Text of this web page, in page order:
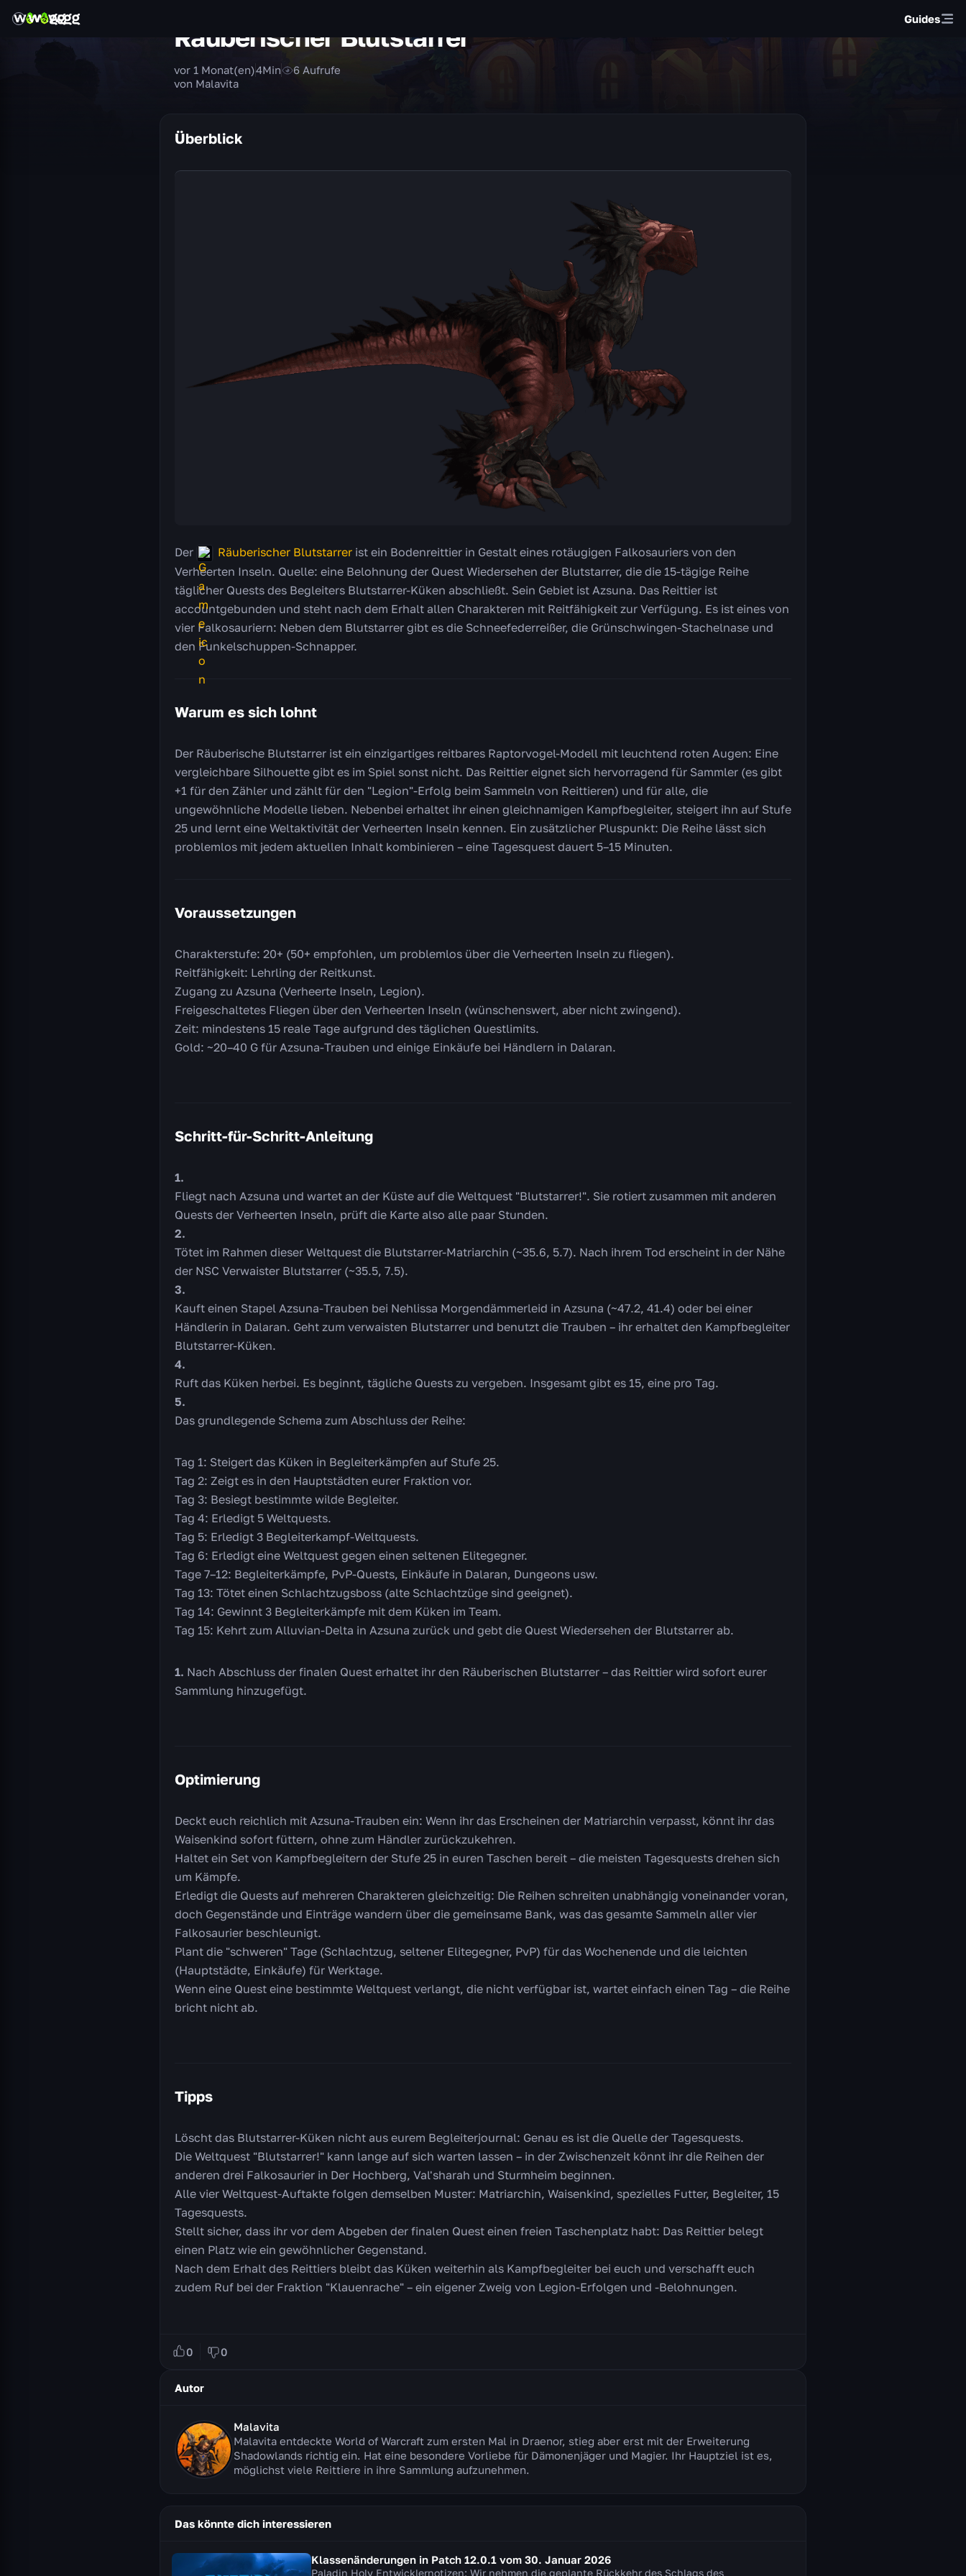
Guides
Räuberischer Blutstarrer
von Malavita
vor 1 Monat(en)4Min 6 Aufrufe
Überblick
Der Räuberischer Blutstarrer ist ein Bodenreittier in Gestalt eines rotäugigen Falkosauriers von den
Verheerten Inseln. Quelle: eine Belohnung der Quest Wiedersehen der Blutstarrer, die die 15-tägige Reihe
täglicher Quests des Begleiters Blutstarrer-Küken abschließt. Sein Gebiet ist Azsuna. Das Reittier ist
accountgebunden und steht nach dem Erhalt allen Charakteren mit Reitfähigkeit zur Verfügung. Es ist eines von
vier Falkosauriern: Neben dem Blutstarrer gibt es die Schneefederreißer, die Grünschwingen-Stachelnase und
den Funkelschuppen-Schnapper.
Warum es sich lohnt
Der Räuberische Blutstarrer ist ein einzigartiges reitbares Raptorvogel-Modell mit leuchtend roten Augen: Eine
vergleichbare Silhouette gibt es im Spiel sonst nicht. Das Reittier eignet sich hervorragend für Sammler (es gibt
+1 für den Zähler und zählt für den "Legion"-Erfolg beim Sammeln von Reittieren) und für alle, die
ungewöhnliche Modelle lieben. Nebenbei erhaltet ihr einen gleichnamigen Kampfbegleiter, steigert ihn auf Stufe
25 und lernt eine Weltaktivität der Verheerten Inseln kennen. Ein zusätzlicher Pluspunkt: Die Reihe lässt sich
problemlos mit jedem aktuellen Inhalt kombinieren – eine Tagesquest dauert 5–15 Minuten.
Voraussetzungen
Charakterstufe: 20+ (50+ empfohlen, um problemlos über die Verheerten Inseln zu fliegen).
Reitfähigkeit: Lehrling der Reitkunst.
Zugang zu Azsuna (Verheerte Inseln, Legion).
Freigeschaltetes Fliegen über den Verheerten Inseln (wünschenswert, aber nicht zwingend).
Zeit: mindestens 15 reale Tage aufgrund des täglichen Questlimits.
Gold: ~20–40 G für Azsuna-Trauben und einige Einkäufe bei Händlern in Dalaran.
Schritt-für-Schritt-Anleitung
Fliegt nach Azsuna und wartet an der Küste auf die Weltquest "Blutstarrer!". Sie rotiert zusammen mit anderen
Quests der Verheerten Inseln, prüft die Karte also alle paar Stunden.
Tötet im Rahmen dieser Weltquest die Blutstarrer-Matriarchin (~35.6, 5.7). Nach ihrem Tod erscheint in der Nähe
der NSC Verwaister Blutstarrer (~35.5, 7.5).
Kauft einen Stapel Azsuna-Trauben bei Nehlissa Morgendämmerleid in Azsuna (~47.2, 41.4) oder bei einer
Händlerin in Dalaran. Geht zum verwaisten Blutstarrer und benutzt die Trauben – ihr erhaltet den Kampfbegleiter
Blutstarrer-Küken.
Ruft das Küken herbei. Es beginnt, tägliche Quests zu vergeben. Insgesamt gibt es 15, eine pro Tag.
Das grundlegende Schema zum Abschluss der Reihe:
Tag 1: Steigert das Küken in Begleiterkämpfen auf Stufe 25.
Tag 2: Zeigt es in den Hauptstädten eurer Fraktion vor.
Tag 3: Besiegt bestimmte wilde Begleiter.
Tag 4: Erledigt 5 Weltquests.
Tag 5: Erledigt 3 Begleiterkampf-Weltquests.
Tag 6: Erledigt eine Weltquest gegen einen seltenen Elitegegner.
Tage 7–12: Begleiterkämpfe, PvP-Quests, Einkäufe in Dalaran, Dungeons usw.
Tag 13: Tötet einen Schlachtzugsboss (alte Schlachtzüge sind geeignet).
Tag 14: Gewinnt 3 Begleiterkämpfe mit dem Küken im Team.
Tag 15: Kehrt zum Alluvian-Delta in Azsuna zurück und gebt die Quest Wiedersehen der Blutstarrer ab.
Nach Abschluss der finalen Quest erhaltet ihr den Räuberischen Blutstarrer – das Reittier wird sofort eurer
Sammlung hinzugefügt.
Optimierung
Deckt euch reichlich mit Azsuna-Trauben ein: Wenn ihr das Erscheinen der Matriarchin verpasst, könnt ihr das
Waisenkind sofort füttern, ohne zum Händler zurückzukehren.
Haltet ein Set von Kampfbegleitern der Stufe 25 in euren Taschen bereit – die meisten Tagesquests drehen sich
um Kämpfe.
Erledigt die Quests auf mehreren Charakteren gleichzeitig: Die Reihen schreiten unabhängig voneinander voran,
doch Gegenstände und Einträge wandern über die gemeinsame Bank, was das gesamte Sammeln aller vier
Falkosaurier beschleunigt.
Plant die "schweren" Tage (Schlachtzug, seltener Elitegegner, PvP) für das Wochenende und die leichten
(Hauptstädte, Einkäufe) für Werktage.
Wenn eine Quest eine bestimmte Weltquest verlangt, die nicht verfügbar ist, wartet einfach einen Tag – die Reihe
bricht nicht ab.
Tipps
Löscht das Blutstarrer-Küken nicht aus eurem Begleiterjournal: Genau es ist die Quelle der Tagesquests.
Die Weltquest "Blutstarrer!" kann lange auf sich warten lassen – in der Zwischenzeit könnt ihr die Reihen der
anderen drei Falkosaurier in Der Hochberg, Val'sharah und Sturmheim beginnen.
Alle vier Weltquest-Auftakte folgen demselben Muster: Matriarchin, Waisenkind, spezielles Futter, Begleiter, 15
Tagesquests.
Stellt sicher, dass ihr vor dem Abgeben der finalen Quest einen freien Taschenplatz habt: Das Reittier belegt
einen Platz wie ein gewöhnlicher Gegenstand.
Nach dem Erhalt des Reittiers bleibt das Küken weiterhin als Kampfbegleiter bei euch und verschafft euch
zudem Ruf bei der Fraktion "Klauenrache" – ein eigener Zweig von Legion-Erfolgen und -Belohnungen.
0 0
Autor
Malavita
Malavita entdeckte World of Warcraft zum ersten Mal in Draenor, stieg aber erst mit der Erweiterung
Shadowlands richtig ein. Hat eine besondere Vorliebe für Dämonenjäger und Magier. Ihr Hauptziel ist es,
möglichst viele Reittiere in ihre Sammlung aufzunehmen.
Das könnte dich interessieren
Klassenänderungen in Patch 12.0.1 vom 30. Januar 2026
Paladin Holy Entwicklernotizen: Wir nehmen die geplante Rückkehr des Schlags des